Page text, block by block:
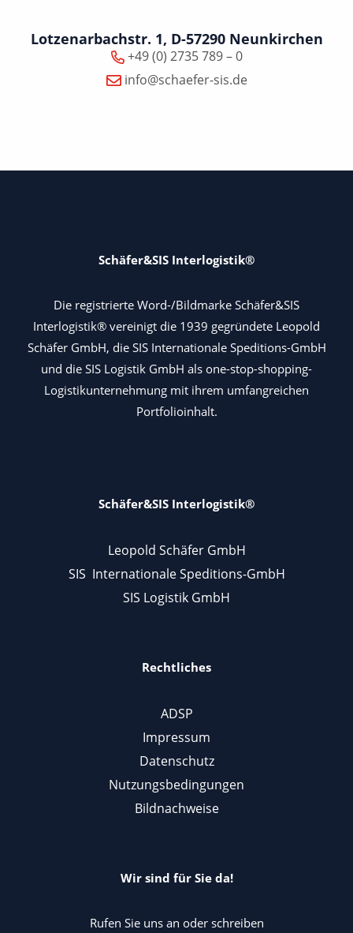
Lotzenarbachstr. 1, D-57290 Neunkirchen
+49 (0) 2735 789 – 0
info@schaefer-sis.de
Schäfer&SIS Interlogistik®
Die registrierte Word-/Bildmarke Schäfer&SIS
Interlogistik® vereinigt die 1939 gegründete Leopold
Schäfer GmbH, die SIS Internationale Speditions-GmbH
und die SIS Logistik GmbH als one-stop-shopping-
Logistikunternehmung mit ihrem umfangreichen
Portfolioinhalt.
Schäfer&SIS Interlogistik®
Leopold Schäfer GmbH
SIS Internationale Speditions-GmbH
SIS Logistik GmbH
Rechtliches
ADSP
Impressum
Datenschutz
Nutzungsbedingungen
Bildnachweise
Wir sind für Sie da!
Rufen Sie uns an oder schreiben